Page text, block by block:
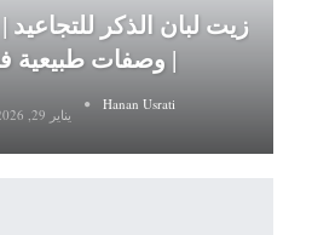
زيت لبان الذكر
| وصفات طبيعية
Hanan Usrati
يناير 29, 2026